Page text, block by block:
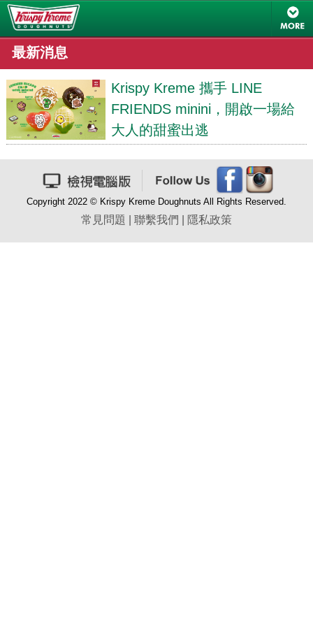
最新消息
Krispy Kreme 攜手 LINE
FRIENDS minini，開啟一場給
大人的甜蜜出逃
Copyright 2022 © Krispy Kreme Doughnuts All Rights Reserved.
常見問題 聯繫我們 隱私政策